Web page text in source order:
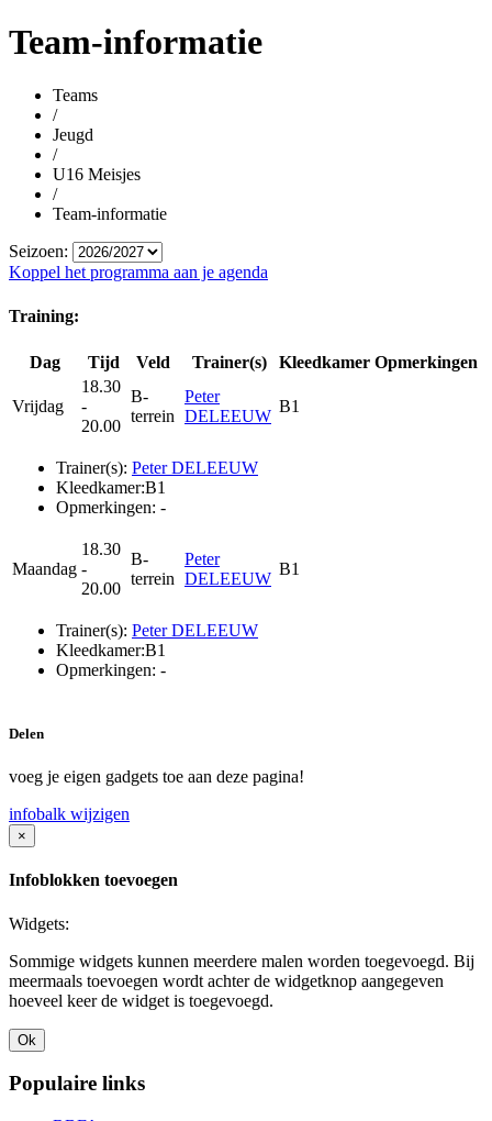
Team-informatie
Teams
/
Jeugd
/
U16 Meisjes
/
Team-informatie
Seizoen:
Koppel het programma aan je agenda
Training:
Dag Tijd Veld Trainer(s) Kleedkamer Opmerkingen
Vrijdag
18.30
-
20.00
B-
terrein
Peter
DELEEUW
B1
Trainer(s): Peter DELEEUW
Kleedkamer:B1
Opmerkingen: -
Maandag
18.30
-
20.00
B-
terrein
Peter
DELEEUW
B1
Trainer(s): Peter DELEEUW
Kleedkamer:B1
Opmerkingen: -
Delen
voeg je eigen gadgets toe aan deze pagina!
infobalk wijzigen
×
Infoblokken toevoegen
Widgets:
Sommige widgets kunnen meerdere malen worden toegevoegd. Bij
meermaals toevoegen wordt achter de widgetknop aangegeven
hoeveel keer de widget is toegevoegd.
Ok
Populaire links